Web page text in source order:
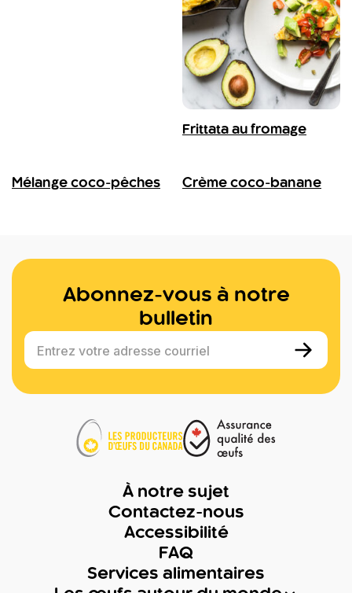
Frittata au fromage
Mélange coco-pêches Crème coco-banane
Abonnez-vous à notre
bulletin
Entrez votre adresse courriel
À notre sujet
Contactez-nous
Accessibilité
FAQ
Services alimentaires